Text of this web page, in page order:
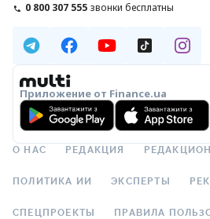
0 800 307 555 звонки бесплатны
Приложение от Finance.ua
О НАС РЕДАКЦИЯ
ПОЛИТИКА ИИ ЭКСПЕРТЫ
СПЕЦПРОЕКТЫ ПРАВИЛА